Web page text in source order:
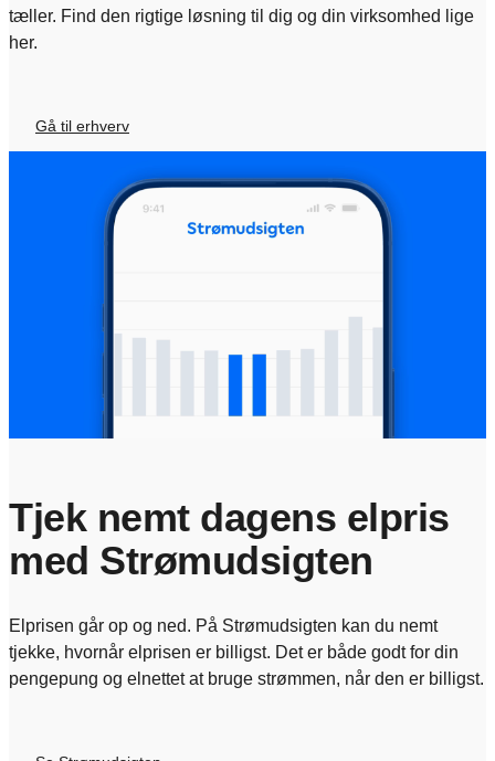
tæller. Find den rigtige løsning til dig og din virksomhed lige
her.
Gå til erhverv
Tjek nemt dagens elpris
med Strømudsigten
Elprisen går op og ned. På Strømudsigten kan du nemt
tjekke, hvornår elprisen er billigst. Det er både godt for din
pengepung og elnettet at bruge strømmen, når den er billigst.